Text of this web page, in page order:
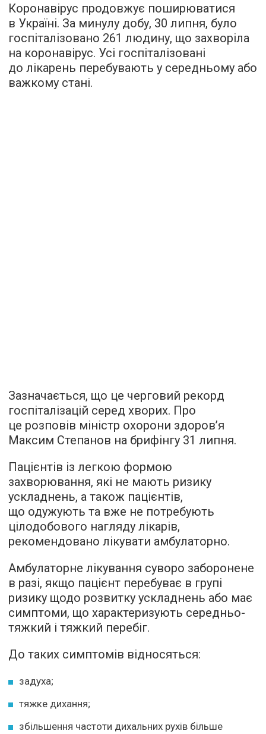
Коронавірус продовжує поширюватися
в Україні. За минулу добу, 30 липня, було
госпіталізовано 261 людину, що захворіла
на коронавірус. Усі госпіталізовані
до лікарень перебувають у середньому або
важкому стані.
Зазначається, що це черговий рекорд
госпіталізацій серед хворих. Про
це розповів міністр охорони здоров’я
Максим Степанов на брифінгу 31 липня.
Пацієнтів із легкою формою
захворювання, які не мають ризику
ускладнень, а також пацієнтів,
що одужують та вже не потребують
цілодобового нагляду лікарів,
рекомендовано лікувати амбулаторно.
Амбулаторне лікування суворо заборонене
в разі, якщо пацієнт перебуває в групі
ризику щодо розвитку ускладнень або має
симптоми, що характеризують середньо-
тяжкий і тяжкий перебіг.
До таких симптомів відносяться:
задуха;
тяжке дихання;
збільшення частоти дихальних рухів більше